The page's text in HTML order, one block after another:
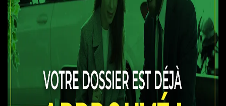
PORTES :
COULEUR INTÉRIEUR: Noir
PASSAGERS :
NUMÉRO DE STOCK : 5250-06
JM1DKDB79H0145580